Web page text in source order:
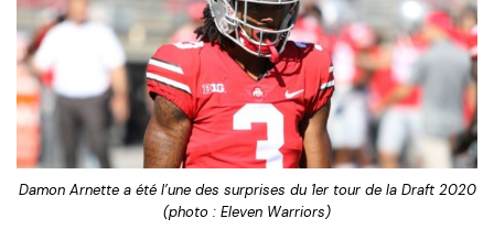
Damon Arnette a été l’une des surprises du 1er tour de la Draft 2020
(photo : Eleven Warriors)